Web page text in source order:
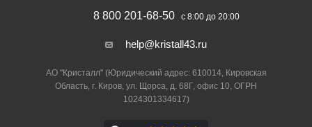
8 800 201-68-50 с 8:00 до 20:00
help@kristall43.ru
АО "Кристалл" (Юридический адрес: 610014, Кировская
Область, г. Киров, ул. Щорса, д. 68Г, офис 10, ОГРН
1024301334617)